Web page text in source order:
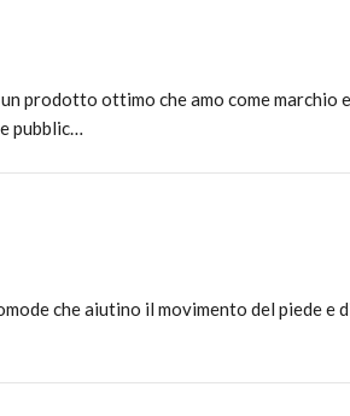
prodotto ottimo che amo come marchio
pubblic…
che aiutino il movimento del piede e